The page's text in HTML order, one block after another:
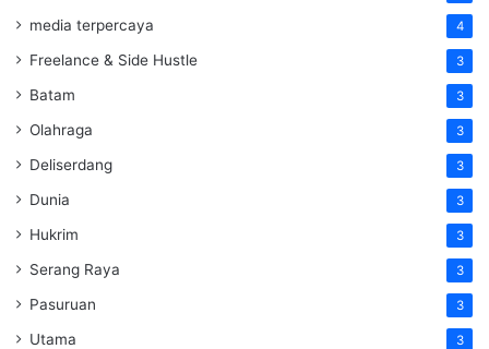
media terpercaya 4
Freelance & Side Hustle 3
Batam 3
Olahraga 3
Deliserdang 3
Dunia 3
Hukrim 3
Serang Raya 3
Pasuruan 3
Utama 3